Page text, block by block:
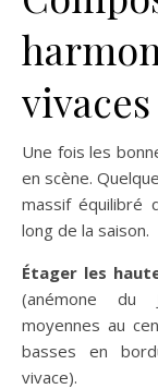
vivaces
Une fois les
en scène.
massif équilibré
long de la saison.
Étager les
(anémone du
moyennes au
basses en
vivace).